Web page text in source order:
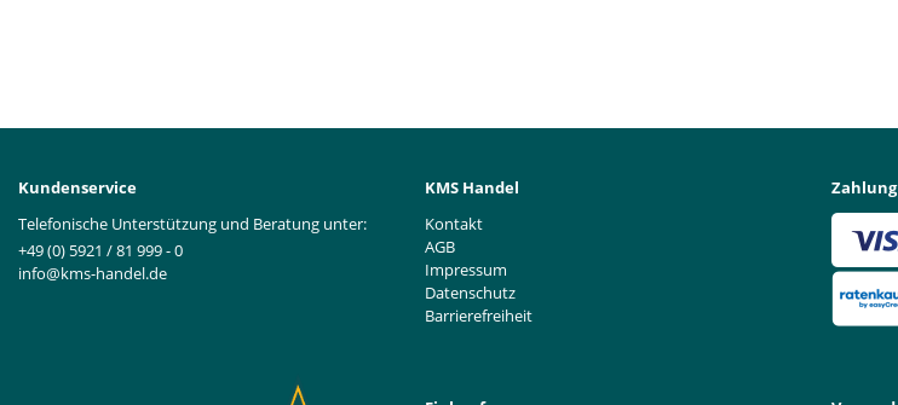
Kundenservice
Telefonische Unterstützung und Beratung unter:
+49 (0) 5921 / 81 999 - 0
info@kms-handel.de
KMS Handel
Kontakt
AGB
Impressum
Datenschutz
Barrierefreiheit
Zahlung